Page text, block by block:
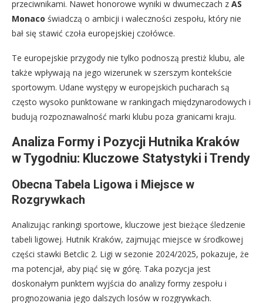
przeciwnikami. Nawet honorowe wyniki w dwumeczach z AS
Monaco świadczą o ambicji i waleczności zespołu, który nie
bał się stawić czoła europejskiej czołówce.
Te europejskie przygody nie tylko podnoszą prestiż klubu, ale
także wpływają na jego wizerunek w szerszym kontekście
sportowym. Udane występy w europejskich pucharach są
często wysoko punktowane w rankingach międzynarodowych i
budują rozpoznawalność marki klubu poza granicami kraju.
Analiza Formy i Pozycji Hutnika Kraków
w Tygodniu: Kluczowe Statystyki i Trendy
Obecna Tabela Ligowa i Miejsce w
Rozgrywkach
Analizując rankingi sportowe, kluczowe jest bieżące śledzenie
tabeli ligowej. Hutnik Kraków, zajmując miejsce w środkowej
części stawki Betclic 2. Ligi w sezonie 2024/2025, pokazuje, że
ma potencjał, aby piąć się w górę. Taka pozycja jest
doskonałym punktem wyjścia do analizy formy zespołu i
prognozowania jego dalszych losów w rozgrywkach.